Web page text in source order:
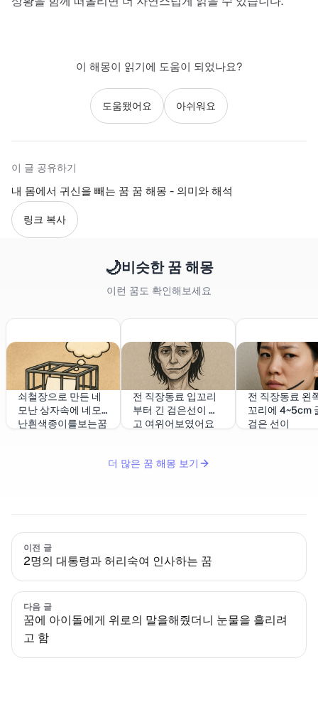
이 해몽이 읽기에 도움이 되었나요?
도움됐어요 아쉬워요
이 글 공유하기
내 몸에서 귀신을 빼는 꿈 꿈 해몽 - 의미와 해석
링크 복사
🌙비슷한 꿈 해몽
이런 꿈도 확인해보세요
쇠철장으로 만든 네
모난 상자속에 네모
난흰색종이를보는꿈
전 직장동료 입꼬리
부터 긴 검은선이 있
고 여위어보였어요
전 직장동료 왼
꼬리에 4~5cm
검은 선이
더 많은 꿈 해몽 보기
이전 글
2명의 대통령과 허리숙여 인사하는 꿈
다음 글
꿈에 아이돌에게 위로의 말을해줬더니 눈물을 흘리려
고 함